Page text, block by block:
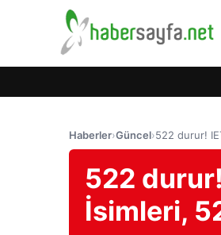
Haberler›Güncel›522 durur!
522
İsimleri,